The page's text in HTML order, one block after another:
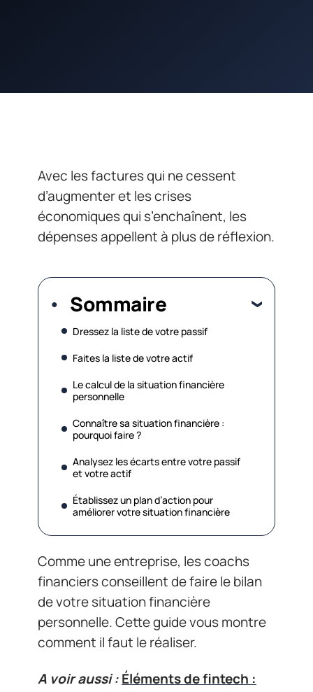
Avec les factures qui ne cessent
d’augmenter et les crises
économiques qui s’enchaînent, les
dépenses appellent à plus de réflexion.
Sommaire
Dressez la liste de votre passif
Faites la liste de votre actif
Le calcul de la situation financière
personnelle
Connaître sa situation financière :
pourquoi faire ?
Analysez les écarts entre votre passif
et votre actif
Établissez un plan d’action pour
améliorer votre situation financière
Comme une entreprise, les coachs
financiers conseillent de faire le bilan
de votre situation financière
personnelle. Cette guide vous montre
comment il faut le réaliser.
A voir aussi :Éléments de fintech :